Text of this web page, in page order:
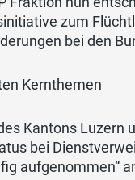
zum
bei den
Kernthemen
Kantons Luzern
bei
aufgenommen“